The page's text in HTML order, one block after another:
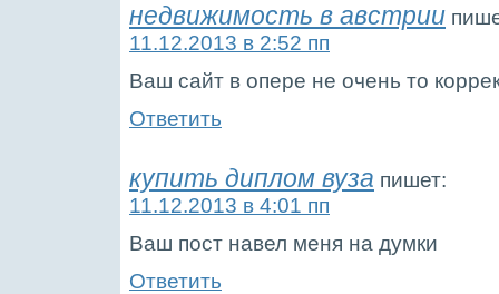
недвижимость в австрии
11.12.2013 в 2:52 пп
Ваш сайт в опере не очень то
Ответить
купить диплом вуза пишет:
11.12.2013 в 4:01 пп
Ваш пост навел меня на думки
Ответить